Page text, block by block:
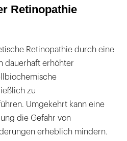
Retinopathie
Retinopathie durch eine
dauerhaft erhöhter
zu
Umgekehrt kann eine
die Gefahr von
erheblich mindern.